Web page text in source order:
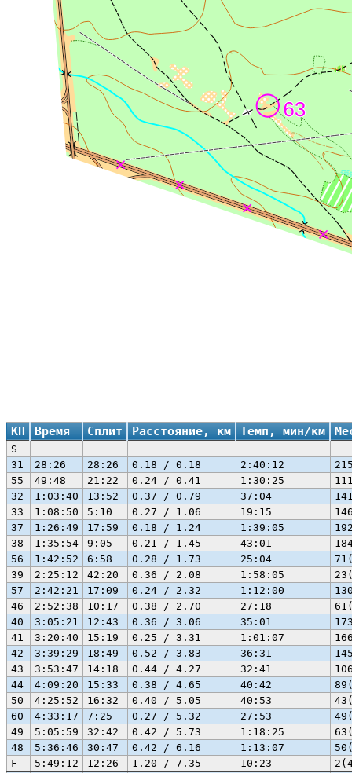
КП Время Сплит Расстояние, км Темп, мин/км
S
31
28:26 28:26 0.18 / 0.18 2:40:12
55
49:48 21:22 0.24 / 0.41 1:30:25
32
1:03:40 13:52 0.37 / 0.79 37:04
33
1:08:50 5:10 0.27 / 1.06 19:15
37
1:26:49 17:59 0.18 / 1.24 1:39:05
38
1:35:54 9:05 0.21 / 1.45 43:01
56
1:42:52 6:58 0.28 / 1.73 25:04
39
2:25:12 42:20 0.36 / 2.08 1:58:05
57
2:42:21 17:09 0.24 / 2.32 1:12:00
46
2:52:38 10:17 0.38 / 2.70 27:18
40
3:05:21 12:43 0.36 / 3.06 35:01
41
3:20:40 15:19 0.25 / 3.31 1:01:07
42
3:39:29 18:49 0.52 / 3.83 36:31
43
3:53:47 14:18 0.44 / 4.27 32:41
44
4:09:20 15:33 0.38 / 4.65 40:42
50
4:25:52 16:32 0.40 / 5.05 40:53
60
4:33:17 7:25 0.27 / 5.32 27:53
49
5:05:59 32:42 0.42 / 5.73 1:18:25
48
5:36:46 30:47 0.42 / 6.16 1:13:07
F
5:49:12 12:26 1.20 / 7.35 10:23